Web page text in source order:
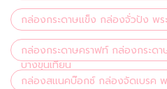
กล่องกระดาษแข็ง กล่องจั่วปัง พร
กล่องกระดาษคราฟท์ กล่องกระดา
บางขุนเทียน
กล่องสแนคบ๊อกซ์ กล่องจัดเบรค พ